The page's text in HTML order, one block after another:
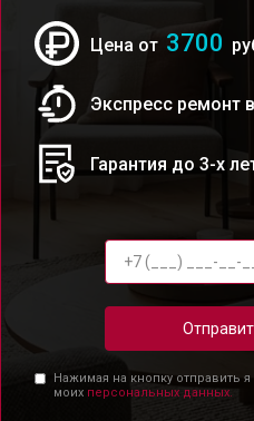
Цена от 3700
Экспресс ремонт
Гарантия до 3-х
Нажимая на кнопку отправить
моих персональных данных.